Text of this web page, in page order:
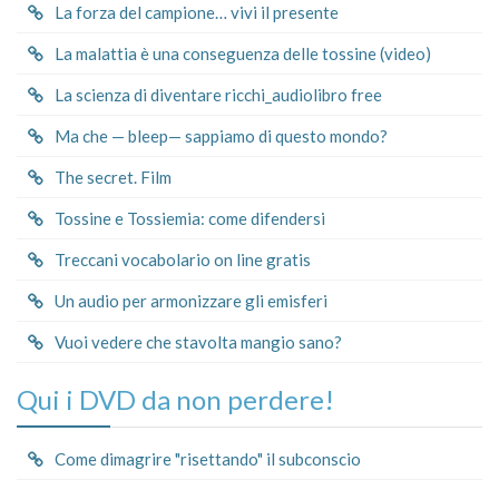
La forza del campione… vivi il presente
La malattia è una conseguenza delle tossine (video)
La scienza di diventare ricchi_audiolibro free
Ma che — bleep— sappiamo di questo mondo?
The secret. Film
Tossine e Tossiemia: come difendersi
Treccani vocabolario on line gratis
Un audio per armonizzare gli emisferi
Vuoi vedere che stavolta mangio sano?
Qui i DVD da non perdere!
Come dimagrire "risettando" il subconscio